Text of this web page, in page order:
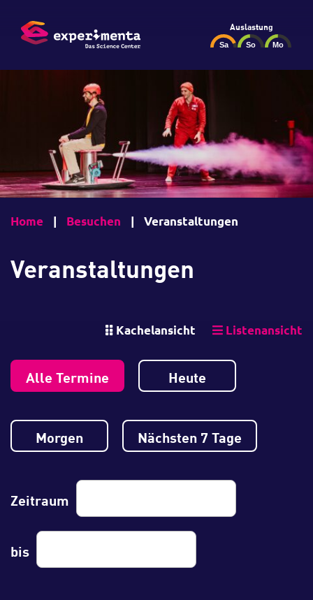
Auslastung
Home | Besuchen | Veranstaltungen
Veranstaltungen
Kachelansicht Listenansicht
Alle Termine Heute
Morgen Nächsten 7 Tage
Zeitraum
bis